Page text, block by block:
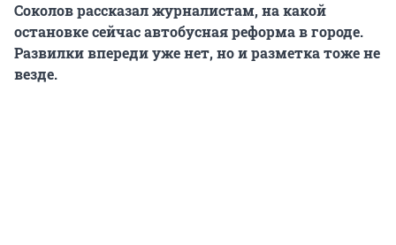
Соколов рассказал журналистам, на какой
остановке сейчас автобусная реформа в городе.
Развилки впереди уже нет, но и разметка тоже не
везде.